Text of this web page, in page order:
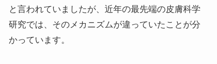
と言われていましたが、近年の最先端の皮膚科学
研究では、そのメカニズムが違っていたことが分
かっています。